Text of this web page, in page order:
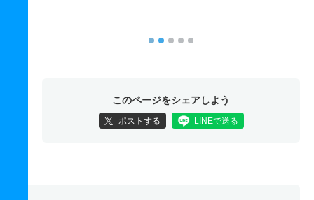
このページをシェアしよう
ポストする LINEで送る